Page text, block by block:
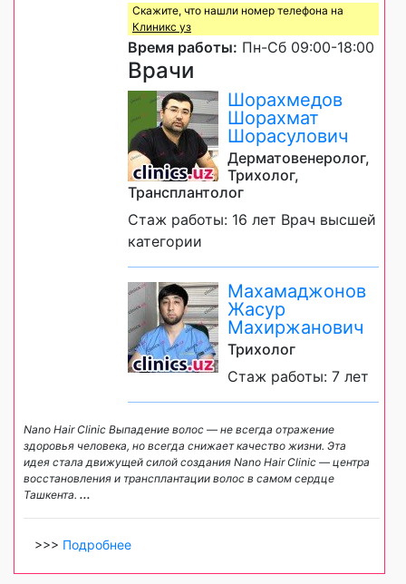
Скажите, что нашли номер телефона на
Клиникс уз
Время работы: Пн-Сб 09:00-18:00
Врачи
Шорахмедов
Шорахмат
Шорасулович
Дерматовенеролог,
Трихолог,
Трансплантолог
Стаж работы: 16 лет Врач высшей
категории
Махамаджонов
Жасур
Махиржанович
Трихолог
Стаж работы: 7 лет
Nano Hair Clinic Выпадение волос — не всегда отражение
здоровья человека, но всегда снижает качество жизни. Эта
идея стала движущей силой создания Nano Hair Clinic — центра
восстановления и трансплантации волос в самом сердце
Ташкента. ...
>>> Подробнее